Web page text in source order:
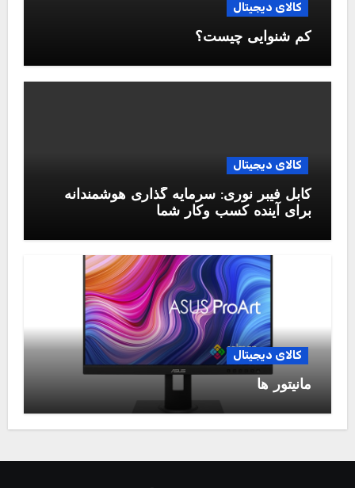
کالای دیجیتال
کم شنوایی چیست؟
کالای دیجیتال
کابل فیبر نوری: سرمایه گذاری هوشمندانه
برای آینده کسب وکار شما
کالای دیجیتال
مانیتور ها